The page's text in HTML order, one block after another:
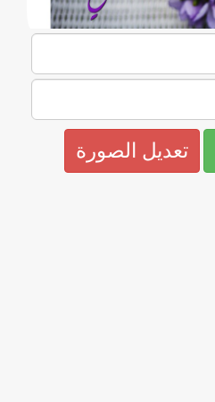
تعديل الصورة